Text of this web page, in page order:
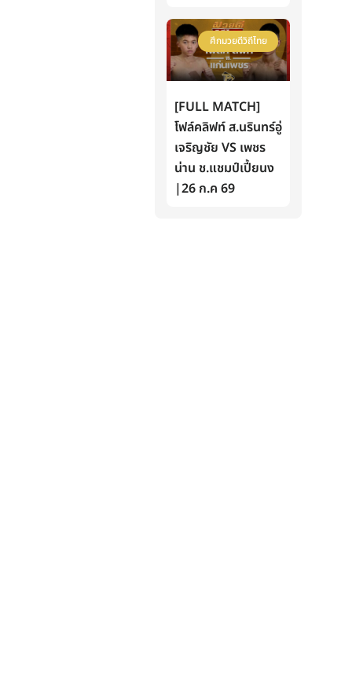
ศึกมวยดีวิถีไทย
[FULL MATCH]
โฟล์คลิฟท์ ส.นรินทร์อู่
เจริญชัย VS เพชร
น่าน ช.แชมป์เปี้ยนง
|26 ก.ค 69